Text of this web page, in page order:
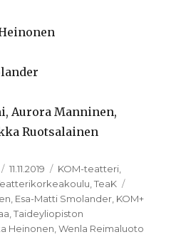
Aurora Manninen,
Ruotsalainen
Julkaistu
11.11.2019 Kategoriat
KOM-teatteri
,TeaK
Esa-Matti Smolander KOM+
,Taideyliopiston
Heinonen ,Wenla Reimaluoto